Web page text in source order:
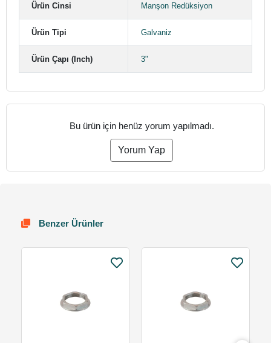
Ürün Cinsi Manşon Redüksiyon
Ürün Tipi Galvaniz
Ürün Çapı (Inch) 3"
Bu ürün için henüz yorum yapılmadı.
Yorum Yap
Benzer Ürünler